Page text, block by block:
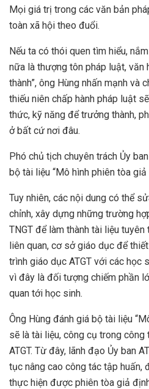
Mọi giá trị trong các văn bản
toàn xã hội theo đuổi.
Nếu ta có thói quen tìm hiểu,
nữa là thượng tôn pháp luật, văn
thành”, ông Hùng nhấn mạnh và
thiếu niên chấp hành pháp luật
thức, kỹ năng để trưởng thành,
ở bất cứ nơi đâu.
Phó chủ tịch chuyên trách Ủy
bộ tài liệu “Mô hình phiên tòa giả
Tuy nhiên, các nội dung có thể
chỉnh, xây dựng những trường
TNGT để làm thành tài liệu
liên quan, cơ sở giáo dục để
trình giáo dục ATGT với các học
vì đây là đối tượng chiếm phần
quan tới học sinh.
Ông Hùng đánh giá bộ tài liệu
sẽ là tài liệu, công cụ trong công
ATGT. Từ đây, lãnh đạo Ủy ban
tục nâng cao công tác tập huấn,
thực hiện được phiên tòa giả